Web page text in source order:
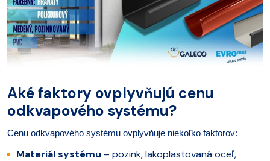
Aké faktory ovplyvňujú cenu
odkvapového systému?
Cenu odkvapového systému ovplyvňuje niekoľko faktorov:
Materiál systému – pozink, lakoplastovaná oceľ,